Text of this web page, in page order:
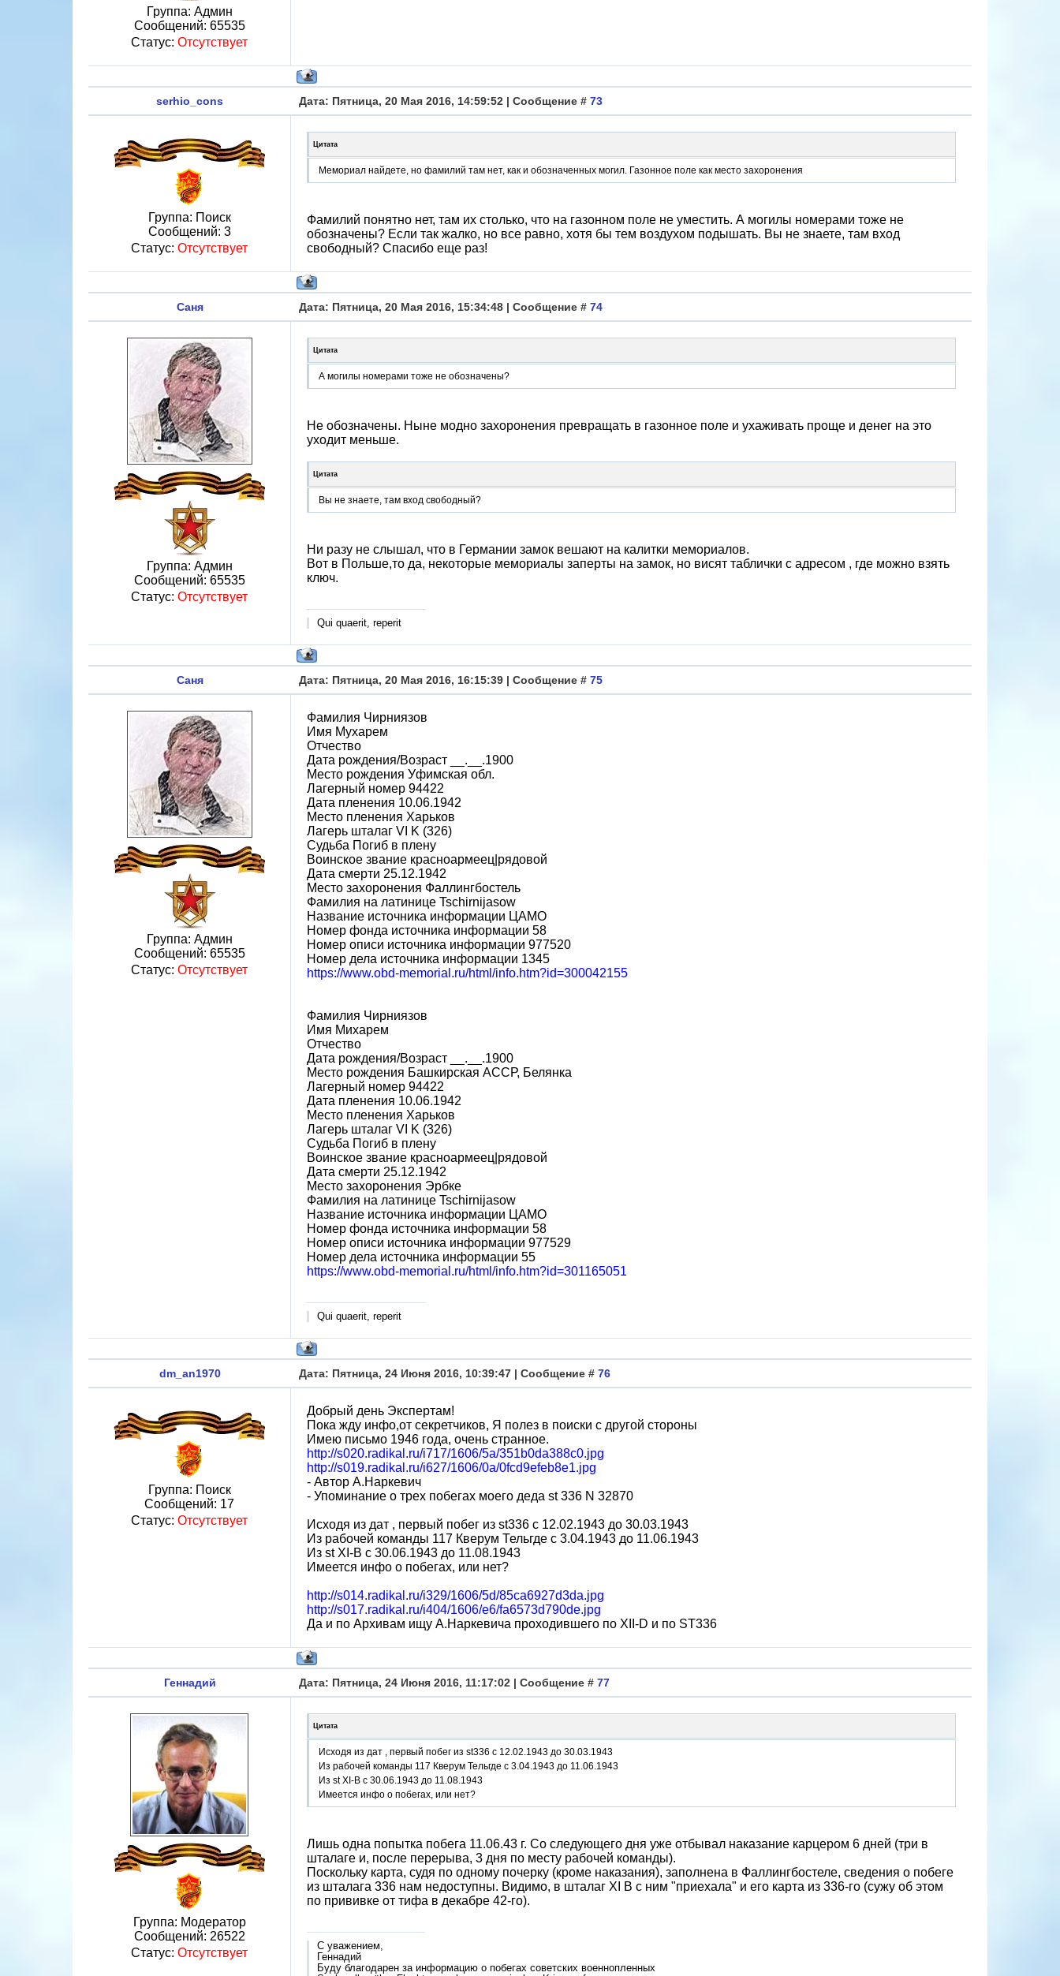
Группа: Админ
Сообщений: 65535
Статус: Отсутствует
serhio_cons Дата: Пятница, 20 Мая 2016, 14:59:52 | Сообщение # 73
Группа: Поиск
Сообщений: 3
Статус: Отсутствует
Цитата
Мемориал найдете, но фамилий там нет, как и обозначенных могил. Газонное поле как место захоронения
Фамилий понятно нет, там их столько, что на газонном поле не уместить. А могилы номерами тоже не
обозначены? Если так жалко, но все равно, хотя бы тем воздухом подышать. Вы не знаете, там вход
свободный? Спасибо еще раз!
Саня Дата: Пятница, 20 Мая 2016, 15:34:48 | Сообщение # 74
Группа: Админ
Сообщений: 65535
Статус: Отсутствует
Цитата
А могилы номерами тоже не обозначены?
Не обозначены. Ныне модно захоронения превращать в газонное поле и ухаживать проще и денег на это
уходит меньше.
Цитата
Вы не знаете, там вход свободный?
Ни разу не слышал, что в Германии замок вешают на калитки мемориалов.
Вот в Польше,то да, некоторые мемориалы заперты на замок, но висят таблички с адресом , где можно взять
ключ.
Qui quaerit, reperit
Саня Дата: Пятница, 20 Мая 2016, 16:15:39 | Сообщение # 75
Группа: Админ
Сообщений: 65535
Статус: Отсутствует
Фамилия Чирниязов
Имя Мухарем
Отчество
Дата рождения/Возраст __.__.1900
Место рождения Уфимская обл.
Лагерный номер 94422
Дата пленения 10.06.1942
Место пленения Харьков
Лагерь шталаг VI K (326)
Судьба Погиб в плену
Воинское звание красноармеец|рядовой
Дата смерти 25.12.1942
Место захоронения Фаллингбостель
Фамилия на латинице Tschirnijasow
Название источника информации ЦАМО
Номер фонда источника информации 58
Номер описи источника информации 977520
Номер дела источника информации 1345
https://www.obd-memorial.ru/html/info.htm?id=300042155
Фамилия Чирниязов
Имя Михарем
Отчество
Дата рождения/Возраст __.__.1900
Место рождения Башкирская АССР, Белянка
Лагерный номер 94422
Дата пленения 10.06.1942
Место пленения Харьков
Лагерь шталаг VI K (326)
Судьба Погиб в плену
Воинское звание красноармеец|рядовой
Дата смерти 25.12.1942
Место захоронения Эрбке
Фамилия на латинице Tschirnijasow
Название источника информации ЦАМО
Номер фонда источника информации 58
Номер описи источника информации 977529
Номер дела источника информации 55
https://www.obd-memorial.ru/html/info.htm?id=301165051
Qui quaerit, reperit
dm_an1970 Дата: Пятница, 24 Июня 2016, 10:39:47 | Сообщение # 76
Группа: Поиск
Сообщений: 17
Статус: Отсутствует
Добрый день Экспертам!
Пока жду инфо,от секретчиков, Я полез в поиски с другой стороны
Имею письмо 1946 года, очень странное.
http://s020.radikal.ru/i717/1606/5a/351b0da388c0.jpg
http://s019.radikal.ru/i627/1606/0a/0fcd9efeb8e1.jpg
- Автор А.Наркевич
- Упоминание о трех побегах моего деда st 336 N 32870
Исходя из дат , первый побег из st336 с 12.02.1943 до 30.03.1943
Из рабочей команды 117 Кверум Тельгде с 3.04.1943 до 11.06.1943
Из st XI-B c 30.06.1943 до 11.08.1943
Имеется инфо о побегах, или нет?
http://s014.radikal.ru/i329/1606/5d/85ca6927d3da.jpg
http://s017.radikal.ru/i404/1606/e6/fa6573d790de.jpg
Да и по Архивам ищу А.Наркевича проходившего по XII-D и по ST336
Геннадий Дата: Пятница, 24 Июня 2016, 11:17:02 | Сообщение # 77
Группа: Модератор
Сообщений: 26522
Статус: Отсутствует
Цитата
Исходя из дат , первый побег из st336 с 12.02.1943 до 30.03.1943
Из рабочей команды 117 Кверум Тельгде с 3.04.1943 до 11.06.1943
Из st XI-B c 30.06.1943 до 11.08.1943
Имеется инфо о побегах, или нет?
Лишь одна попытка побега 11.06.43 г. Со следующего дня уже отбывал наказание карцером 6 дней (три в
шталаге и, после перерыва, 3 дня по месту рабочей команды).
Поскольку карта, судя по одному почерку (кроме наказания), заполнена в Фаллингбостеле, сведения о побеге
из шталага 336 нам недоступны. Видимо, в шталаг XI B с ним "приехала" и его карта из 336-го (сужу об этом
по прививке от тифа в декабре 42-го).
С уважением,
Геннадий
Буду благодарен за информацию о побегах советских военнопленных